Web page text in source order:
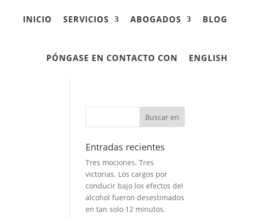
INICIO SERVICIOS ABOGADOS BLOG
PÓNGASE EN CONTACTO CON ENGLISH
Entradas recientes
Tres mociones. Tres
victorias. Los cargos por
conducir bajo los efectos del
alcohol fueron desestimados
en tan solo 12 minutos.